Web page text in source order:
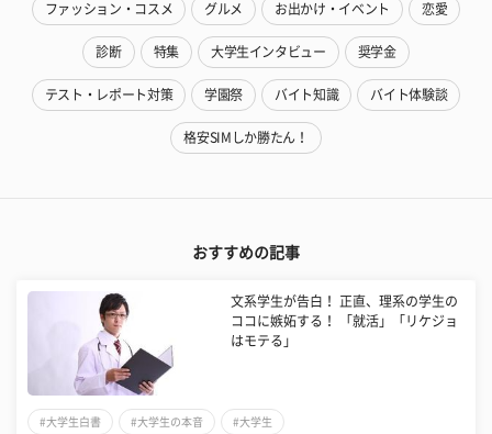
ファッション・コスメ グルメ お出かけ・イベント 恋愛
診断 特集 大学生インタビュー 奨学金
テスト・レポート対策 学園祭 バイト知識 バイト体験談
格安SIMしか勝たん！
おすすめの記事
文系学生が告白！ 正直、理系の学生の
ココに嫉妬する！ 「就活」「リケジョ
はモテる」
#大学生白書 #大学生の本音 #大学生